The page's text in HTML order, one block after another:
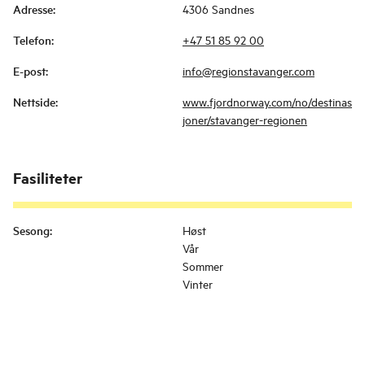
Adresse: 4306 Sandnes
Telefon: +47 51 85 92 00
E-post: info@regionstavanger.com
Nettside:
www.fjordnorway.com/no/destinas
joner/stavanger-regionen
Fasiliteter
Sesong:
Høst
Vår
Sommer
Vinter